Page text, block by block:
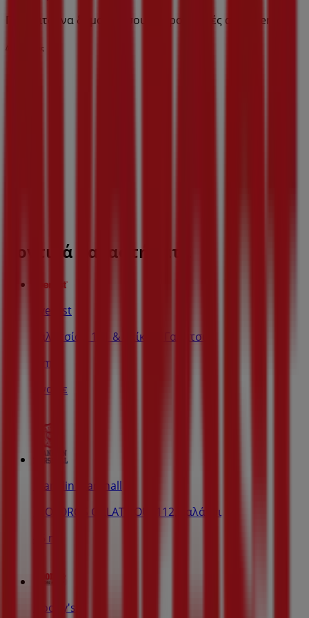
Πρόκειται να δημοσιεύσουμε προσφορές από Everest
Διαφημίσεις
Κοντινά καταστήματα
Everest
Γαλατσίου 141 & Βείκου, Γαλάτσι
5 m
Ανοιξε
Franklin Marshall
LEOFOROS GALATSIOU, 112, Γαλάτσι
46 m
Goody's